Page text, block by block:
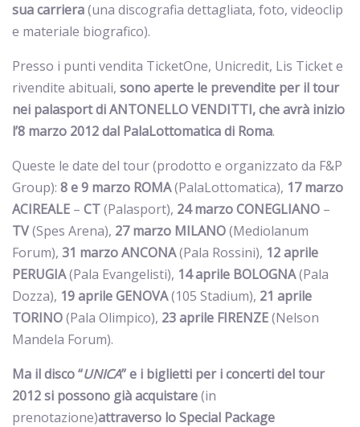
sua carriera(una discografia dettagliata, foto, videoclip
e materiale biografico).
Presso i punti vendita TicketOne, Unicredit, Lis Ticket e
rivendite abituali, sono aperte le prevendite per il tour
nei palasport di ANTONELLO VENDITTI, che avrà inizio
l’8 marzo 2012 dal PalaLottomatica di Roma.
Queste le date del tour (prodotto e organizzato da F&P
Group): 8 e 9 marzo ROMA(PalaLottomatica), 17 marzo
ACIREALE – CT(Palasport), 24 marzoCONEGLIANO –
TV(Spes Arena), 27 marzo MILANO(Mediolanum
Forum), 31 marzo ANCONA(Pala Rossini), 12 aprile
PERUGIA(Pala Evangelisti), 14 aprile BOLOGNA(Pala
Dozza), 19 aprile GENOVA(105 Stadium), 21 aprile
TORINO(Pala Olimpico), 23 aprile FIRENZE(Nelson
Mandela Forum).
Ma il disco “UNICA” e i biglietti per i concerti del tour
2012 si possono già acquistare(in
prenotazione)attraverso lo Special Package